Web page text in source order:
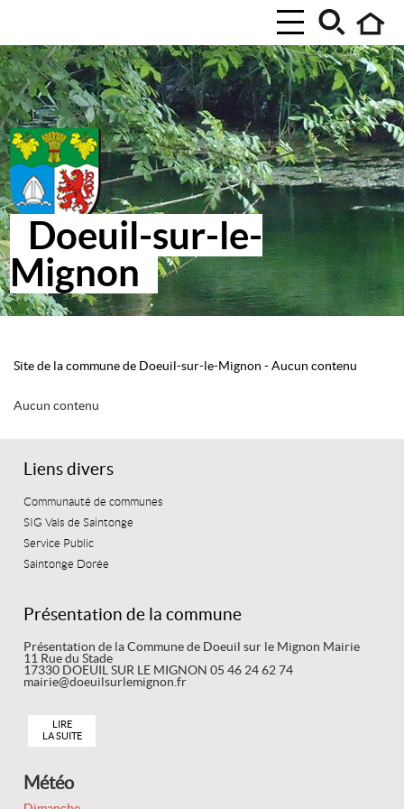
Doeuil-sur-le-
Mignon
Site de la commune de Doeuil-sur-le-Mignon -Aucun contenu
Aucun contenu
Liens divers
Communauté de communes
SIG Vals de Saintonge
Service Public
Saintonge Dorée
Présentation de la commune
Présentation de la Commune de Doeuil sur le Mignon Mairie
11 Rue du Stade
17330 DOEUIL SUR LE MIGNON 05 46 24 62 74
mairie@doeuilsurlemignon.fr
LIRE
LA SUITE
Météo